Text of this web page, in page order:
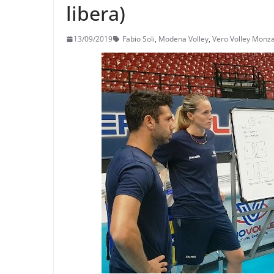
libera)
13/09/2019 Fabio Soli, Modena Volley, Vero Volley